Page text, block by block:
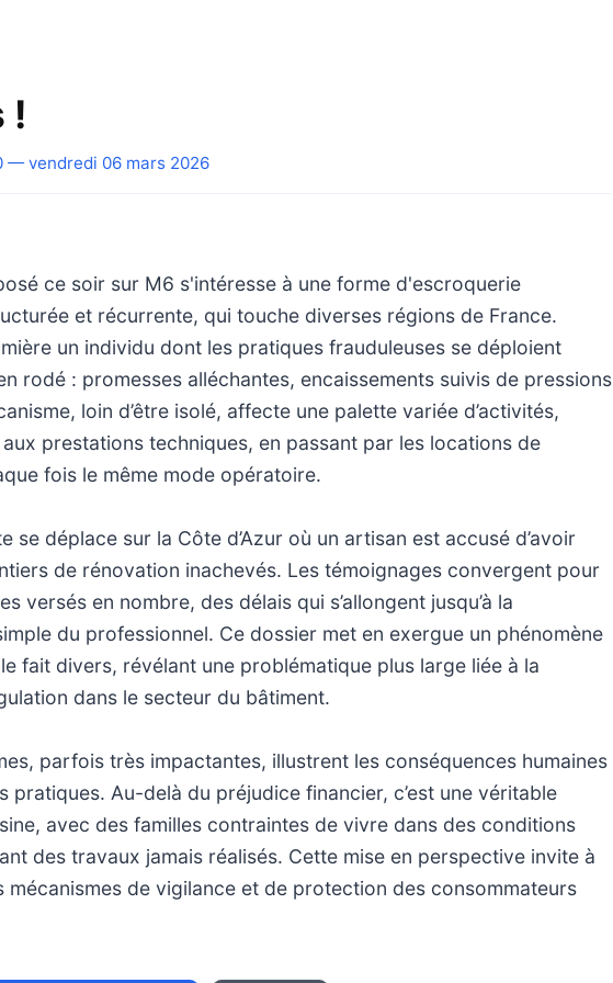
!
— vendredi 06 mars 2026
ce soir sur M6 s'intéresse à une forme d'escroquerie
et récurrente, qui touche diverses régions de France.
un individu dont les pratiques frauduleuses se déploient
rodé : promesses alléchantes, encaissements suivis de pressions
loin d’être isolé, affecte une palette variée d’activités,
prestations techniques, en passant par les locations de
fois le même mode opératoire.
se déplace sur la Côte d’Azur où un artisan est accusé d’avoir
de rénovation inachevés. Les témoignages convergent pour
versés en nombre, des délais qui s’allongent jusqu’à la
du professionnel. Ce dossier met en exergue un phénomène
fait divers, révélant une problématique plus large liée à la
dans le secteur du bâtiment.
parfois très impactantes, illustrent les conséquences humaines
pratiques. Au-delà du préjudice financier, c’est une véritable
avec des familles contraintes de vivre dans des conditions
des travaux jamais réalisés. Cette mise en perspective invite à
mécanismes de vigilance et de protection des consommateurs